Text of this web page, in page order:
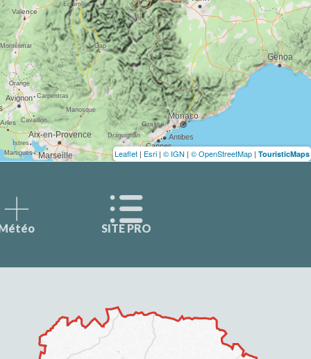
Leaflet | Esri | © IGN | © OpenStreetMap | TouristicMaps
SITE PRO